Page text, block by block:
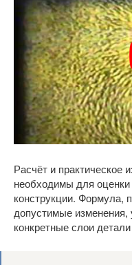
Расчёт и практическое
необходимы для оценки
конструкции. Формула,
допустимые изменения,
конкретные слои